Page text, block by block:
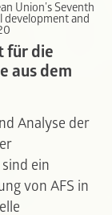
Union’s Seventh
and
für die
aus dem
Analyse der
ein
von AFS in